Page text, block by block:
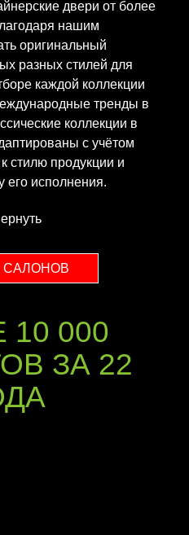
двери от более
нашим
оригинальный
разных стилей для
каждой коллекции
тренды в
коллекции в
с учётом
стилю продукции и
его исполнения.
САЛОНОВ
000
ЗА 22